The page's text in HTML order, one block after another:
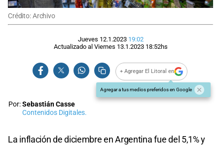
Crédito: Archivo
Jueves 12.1.2023 19:02
Actualizado al Viernes 13.1.2023 18:52hs
+ Agregar El Litoral en
Agregar a tus medios preferidos en Google
Por:Sebastián Casse
Contenidos Digitales.
La inflación de diciembre en Argentina fue del 5,1% y